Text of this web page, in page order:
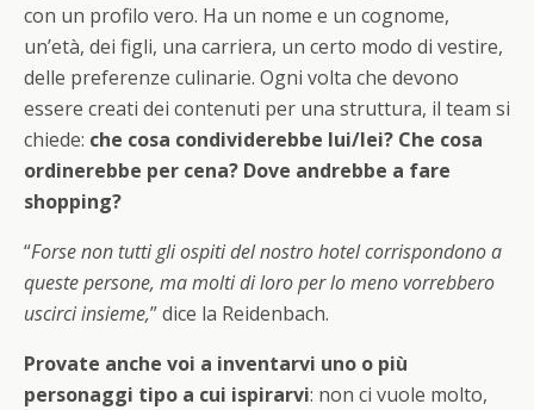
con un profilo vero. Ha un nome e un cognome,
un’età, dei figli, una carriera, un certo modo di vestire,
delle preferenze culinarie. Ogni volta che devono
essere creati dei contenuti per una struttura, il team si
chiede: che cosa condividerebbe lui/lei? Che cosa
ordinerebbe per cena? Dove andrebbe a fare
shopping?
“Forse non tutti gli ospiti del nostro hotel corrispondono a
queste persone, ma molti di loro per lo meno vorrebbero
uscirci insieme,” dice la Reidenbach.
Provate anche voi a inventarvi uno o più
personaggi tipo a cui ispirarvi: non ci vuole molto,